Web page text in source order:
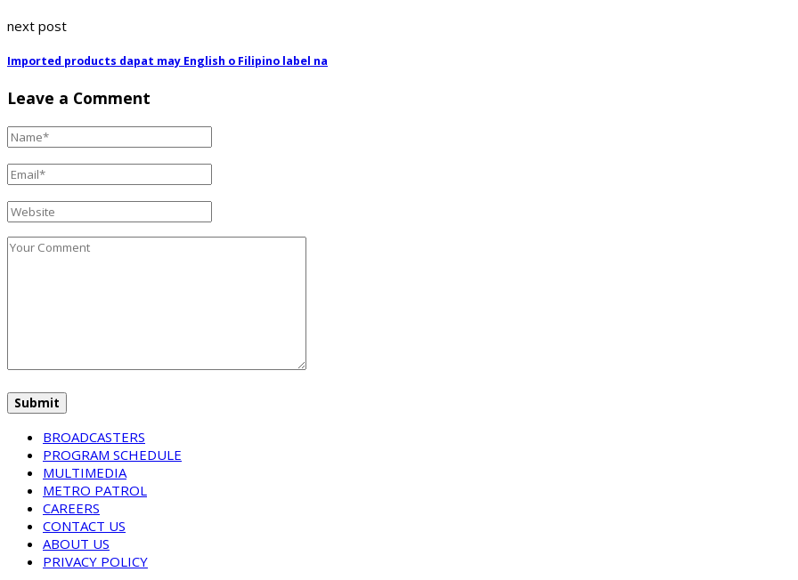
next post
Imported products dapat may English o Filipino label na
Leave a Comment
BROADCASTERS
PROGRAM SCHEDULE
MULTIMEDIA
METRO PATROL
CAREERS
CONTACT US
ABOUT US
PRIVACY POLICY